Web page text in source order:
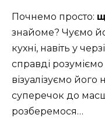
Почнемо просто:
знайоме? Чуємо
кухні, навіть у
справді
візуалізуємо його
суперечок до
розберемося…